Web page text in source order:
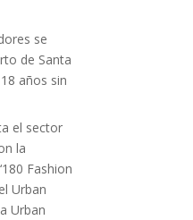
se
de Santa
años sin
el sector
la
Fashion
Urban
Urban